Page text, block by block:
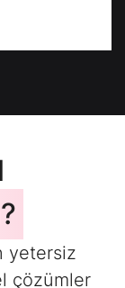
yetersiz
çözümler